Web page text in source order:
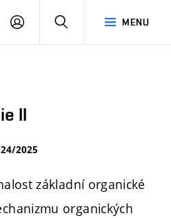
MENU
PŘIHLÁSIT
II
2025
základní organické
organických